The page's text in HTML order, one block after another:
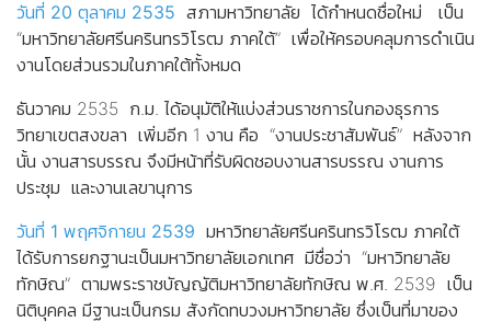
วันที่ 20 ตุลาคม 2535 สภามหาวิทยาลัย ได้กำหนดชื่อใหม่ เป็น
“มหาวิทยาลัยศรีนครินทรวิโรฒ ภาคใต้” เพื่อให้ครอบคลุมการดำเนิน
งานโดยส่วนรวมในภาคใต้ทั้งหมด
ธันวาคม 2535 ก.ม. ได้อนุมัติให้แบ่งส่วนราชการในกองธุรการ
วิทยาเขตสงขลา เพิ่มอีก 1 งาน คือ “งานประชาสัมพันธ์” หลังจาก
นั้น งานสารบรรณ จึงมีหน้าที่รับผิดชอบงานสารบรรณ งานการ
ประชุม และงานเลขานุการ
วันที่ 1 พฤศจิกายน 2539 มหาวิทยาลัยศรีนครินทรวิโรฒ ภาคใต้
ได้รับการยกฐานะเป็นมหาวิทยาลัยเอกเทศ มีชื่อว่า “มหาวิทยาลัย
ทักษิณ” ตามพระราชบัญญัติมหาวิทยาลัยทักษิณ พ.ศ. 2539 เป็น
นิติบุคคล มีฐานะเป็นกรม สังกัดทบวงมหาวิทยาลัย ซึ่งเป็นที่มาของ